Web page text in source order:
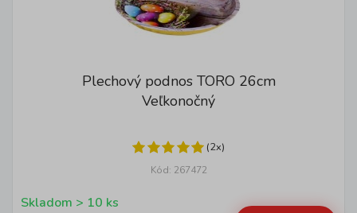
Plechový podnos TORO 26cm
Veľkonočný
(2x)
Kód: 267472
Skladom > 10 ks